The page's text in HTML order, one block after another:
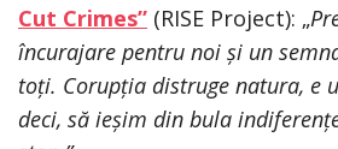
Cut Crimes” (RISE Project): „
încurajare pentru noi și un
toți. Corupția distruge natura, e
deci, să ieșim din bula